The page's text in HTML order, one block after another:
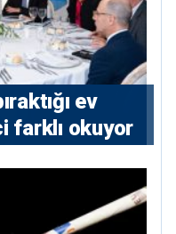
ev
farklı okuyor